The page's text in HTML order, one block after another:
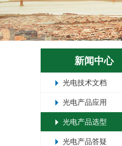
新闻中心
光电技术文档
光电产品应用
光电产品选型
光电产品答疑